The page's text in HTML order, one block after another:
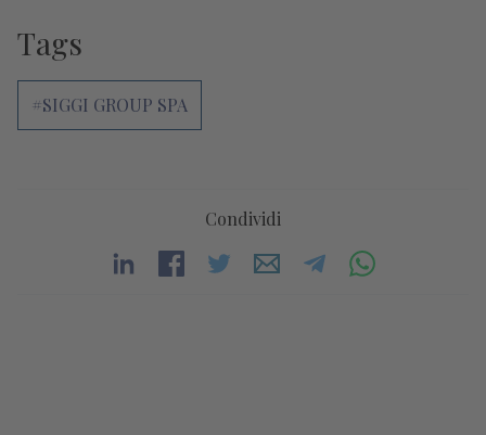
Tags
#SIGGI GROUP SPA
Condividi